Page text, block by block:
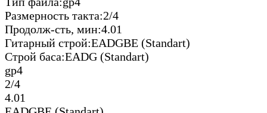
Размерность такта:2/4
Продолж-сть, мин:4.01
Гитарный строй:EADGBE (Standart)
Строй баса:EADG (Standart)
gp4
2/4
4.01